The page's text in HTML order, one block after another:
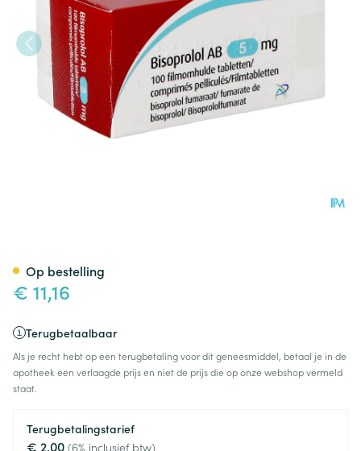
€ 11,16
Terugbetaalbaar
Als je recht hebt op een terugbetaling voor dit geneesmiddel, betaal je in de
apotheek een verlaagde prijs en niet de prijs die op onze webshop vermeld
staat.
Terugbetalingstarief
€ 2,00 (6% inclusief btw)
Op bestelling